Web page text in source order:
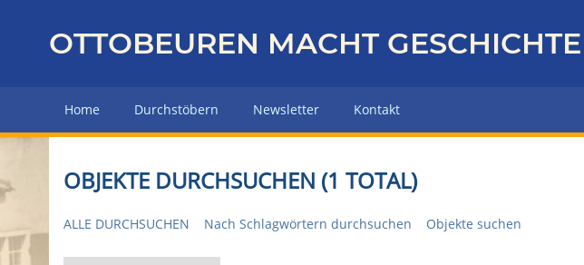
z
r
H
u
OTTOBEUREN MACHT GESCHICHTE
Home Durchstöbern Newsletter Kontakt
OBJEKTE DURCHSUCHEN (1 TOTAL)
ALLE DURCHSUCHEN Nach Schlagwörtern durchsuchen Objekte suchen